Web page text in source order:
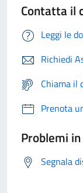
Contatta il
Leggi le
Richiedi
Chiama il
Prenota
Problemi
Segnala